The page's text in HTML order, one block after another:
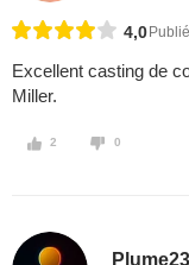
4,0
Excellent casting de
Miller.
2 0